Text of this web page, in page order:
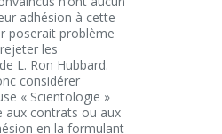
adhésion à cette
poserait problème
les
L. Ron Hubbard.
considérer
« Scientologie »
aux contrats ou aux
en la formulant